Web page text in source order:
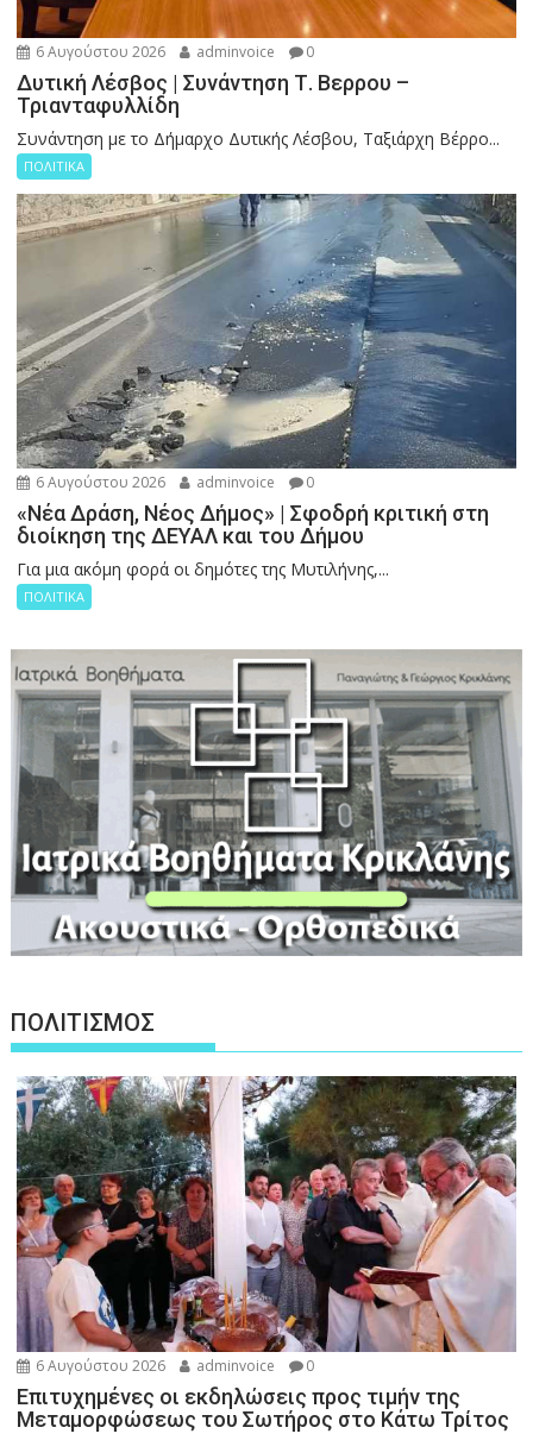
6 Αυγούστου 2026 adminvoice 0
Δυτική Λέσβος | Συνάντηση Τ. Βερρου –
Τριανταφυλλίδη
Συνάντηση με το Δήμαρχο Δυτικής Λέσβου, Ταξιάρχη Βέρρο...
ΠΟΛΙΤΙΚΑ
6 Αυγούστου 2026 adminvoice 0
«Νέα Δράση, Νέος Δήμος» | Σφοδρή κριτική στη
διοίκηση της ΔΕΥΑΛ και του Δήμου
Για μια ακόμη φορά οι δημότες της Μυτιλήνης,...
ΠΟΛΙΤΙΚΑ
ΠΟΛΙΤΙΣΜΟΣ
6 Αυγούστου 2026 adminvoice 0
Επιτυχημένες οι εκδηλώσεις προς τιμήν της
Μεταμορφώσεως του Σωτήρος στο Κάτω Τρίτος